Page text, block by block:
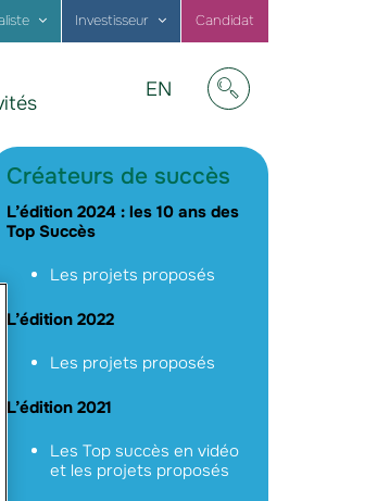
Investisseur Candidat
Visit
in
English
EN
Créateurs de succès
L’édition 2024 : les 10 ans des
Top Succès
Les projets proposés
L’édition 2022
Les projets proposés
L’édition 2021
Les Top succès en vidéo
et les projets proposés